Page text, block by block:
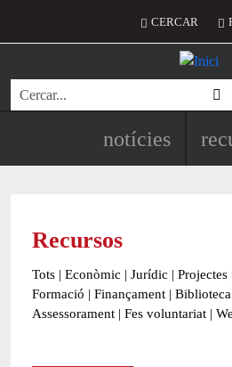
Menú del
CERCAR
Cerca
Navegació
notícies
Recursos
Tots | Econòmic | Jurídic | Projectes
Formació | Finançament | Biblioteca
Assessorament | Fes voluntariat |